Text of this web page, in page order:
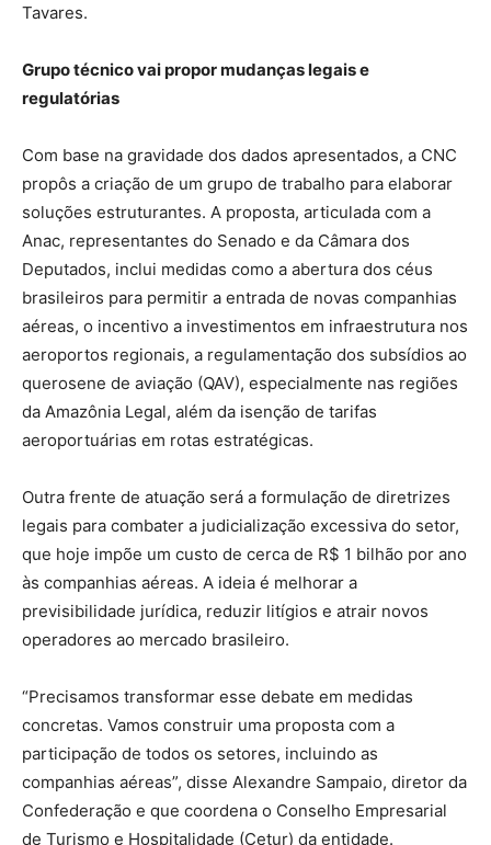
Tavares.
Grupo técnico vai propor mudanças legais e
regulatórias
Com base na gravidade dos dados apresentados, a CNC
propôs a criação de um grupo de trabalho para elaborar
soluções estruturantes. A proposta, articulada com a
Anac, representantes do Senado e da Câmara dos
Deputados, inclui medidas como a abertura dos céus
brasileiros para permitir a entrada de novas companhias
aéreas, o incentivo a investimentos em infraestrutura nos
aeroportos regionais, a regulamentação dos subsídios ao
querosene de aviação (QAV), especialmente nas regiões
da Amazônia Legal, além da isenção de tarifas
aeroportuárias em rotas estratégicas.
Outra frente de atuação será a formulação de diretrizes
legais para combater a judicialização excessiva do setor,
que hoje impõe um custo de cerca de R$ 1 bilhão por ano
às companhias aéreas. A ideia é melhorar a
previsibilidade jurídica, reduzir litígios e atrair novos
operadores ao mercado brasileiro.
“Precisamos transformar esse debate em medidas
concretas. Vamos construir uma proposta com a
participação de todos os setores, incluindo as
companhias aéreas”, disse Alexandre Sampaio, diretor da
Confederação e que coordena o Conselho Empresarial
de Turismo e Hospitalidade (Cetur) da entidade.